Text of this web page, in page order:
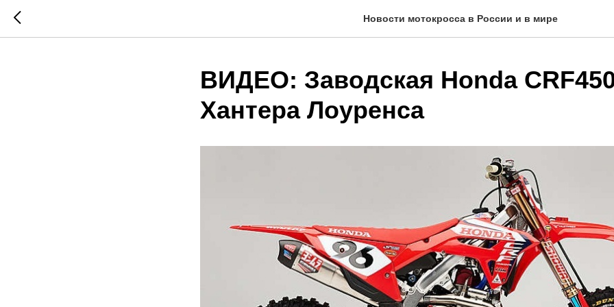
Новости мотокросса в России и в мире
ВИДЕО: Заводская Honda
Хантера Лоуренса